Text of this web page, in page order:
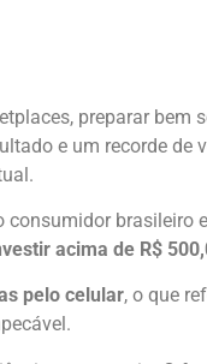
preparar bem
e um recorde de
consumidor brasileiro
acima de R$
pelo celular, o que